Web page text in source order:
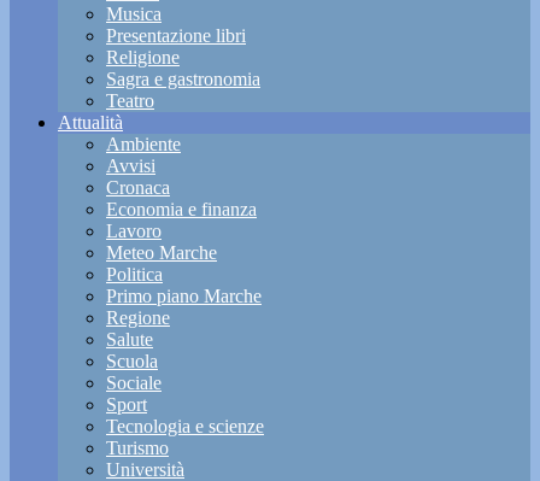
Musica
Presentazione libri
Religione
Sagra e gastronomia
Teatro
Attualità
Ambiente
Avvisi
Cronaca
Economia e finanza
Lavoro
Meteo Marche
Politica
Primo piano Marche
Regione
Salute
Scuola
Sociale
Sport
Tecnologia e scienze
Turismo
Università